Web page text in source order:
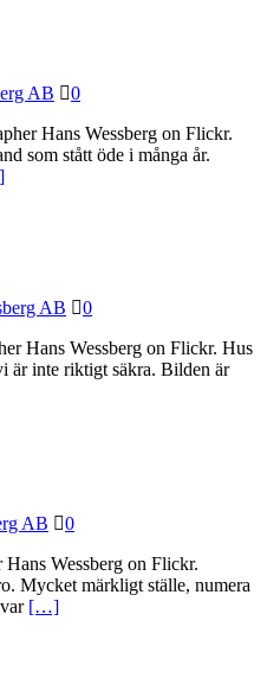
AB
0
Hans Wessberg on Flickr.
som stått öde i många år.
AB
0
Hans Wessberg on Flickr. Hus
är inte riktigt säkra. Bilden är
AB
0
Wessberg on Flickr.
Mycket märkligt ställe, numera
[…]